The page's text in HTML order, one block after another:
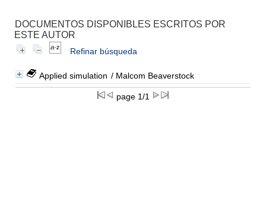
DOCUMENTOS DISPONIBLES ESCRITOS POR
ESTE AUTOR
Refinar búsqueda
Applied simulation / Malcom Beaverstock
page 1/1